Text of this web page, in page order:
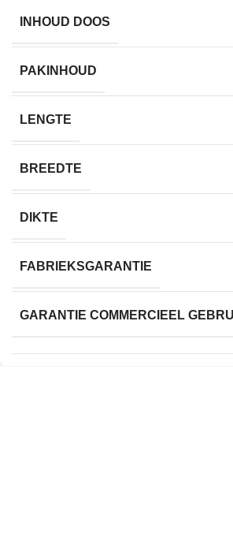
INHOUD DOOS
PAKINHOUD
LENGTE
BREEDTE
DIKTE
FABRIEKSGARANTIE
GARANTIE COMMERCIEEL